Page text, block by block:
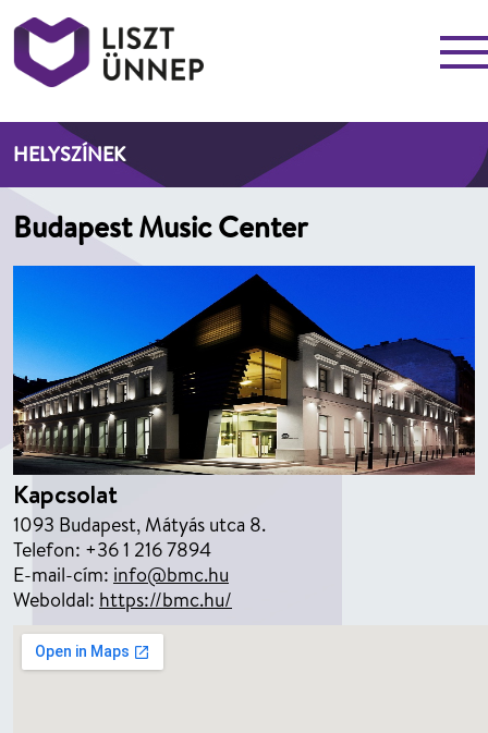
Menü
HELYSZÍNEK
Budapest Music Center
Kapcsolat
1093 Budapest, Mátyás utca 8.
Telefon: +36 1 216 7894
E-mail-cím: info@bmc.hu
Weboldal: https://bmc.hu/